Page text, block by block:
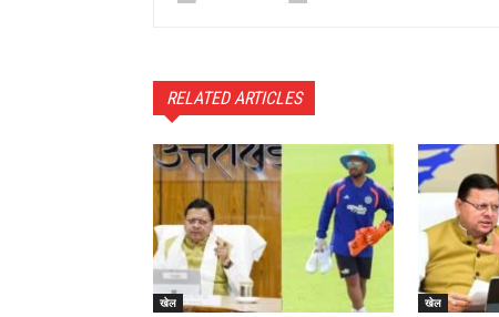
RELATED ARTICLES
खेल खेल